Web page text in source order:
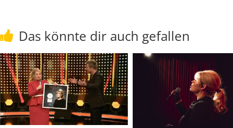
Das könnte dir auch gefallen